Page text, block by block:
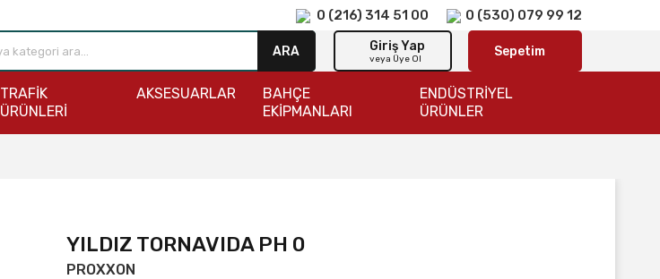
0 (216) 314 51 00 0 (530) 079 99 12
ARA Giriş Yap
veya Üye Ol Sepetim
TRAFİK
ÜRÜNLERİ
AKSESUARLAR
BAHÇE
EKİPMANLARI
ENDÜSTRİYEL
ÜRÜNLER
YILDIZ TORNAVIDA PH 0
PROXXON